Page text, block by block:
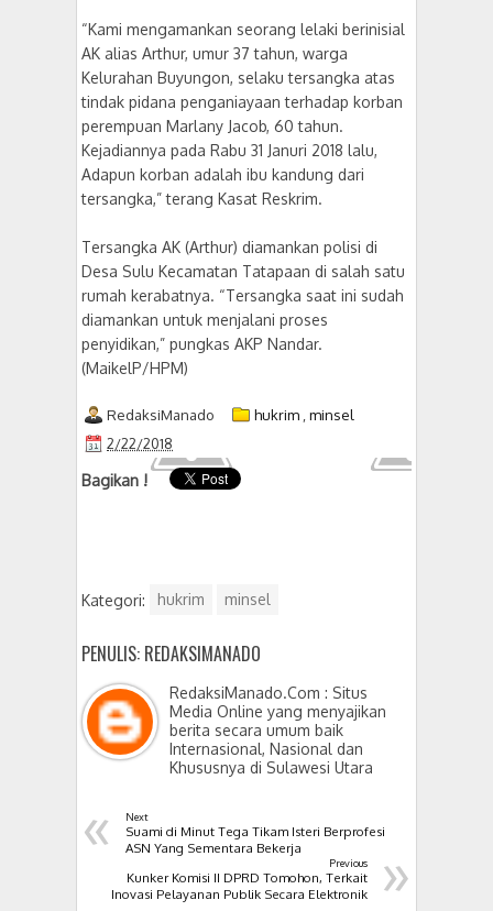
“Kami mengamankan seorang lelaki berinisial
AK alias Arthur, umur 37 tahun, warga
Kelurahan Buyungon, selaku tersangka atas
tindak pidana penganiayaan terhadap korban
perempuan Marlany Jacob, 60 tahun.
Kejadiannya pada Rabu 31 Januri 2018 lalu,
Adapun korban adalah ibu kandung dari
tersangka,” terang Kasat Reskrim.
Tersangka AK (Arthur) diamankan polisi di
Desa Sulu Kecamatan Tatapaan di salah satu
rumah kerabatnya. “Tersangka saat ini sudah
diamankan untuk menjalani proses
penyidikan,” pungkas AKP Nandar.
(MaikelP/HPM)
RedaksiManado hukrim minsel
2/22/2018
Bagikan !
Kategori: hukrim minsel
PENULIS: REDAKSIMANADO
RedaksiManado.Com : Situs
Media Online yang menyajikan
berita secara umum baik
Internasional, Nasional dan
Khususnya di Sulawesi Utara
« Next
Suami di Minut Tega Tikam Isteri Berprofesi
ASN Yang Sementara Bekerja
»
Previous
Kunker Komisi II DPRD Tomohon, Terkait
Inovasi Pelayanan Publik Secara Elektronik